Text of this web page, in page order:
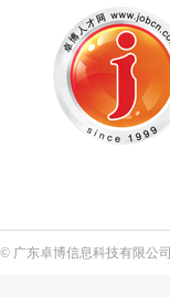
© 广东卓博信息科技有限公司